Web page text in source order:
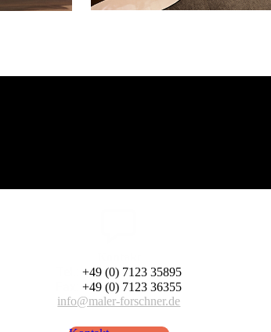
+49 (0) 7123 35895
+49 (0) 7123 36355
info@maler-forschner.de